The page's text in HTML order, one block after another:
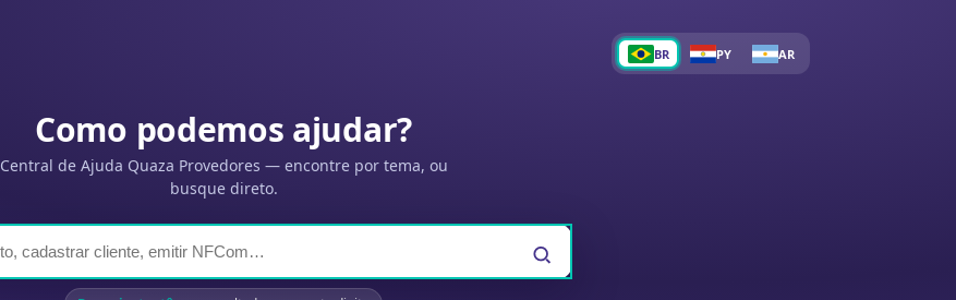
BR PY AR
Como podemos ajudar?
Central de Ajuda Quaza Provedores — encontre por tema, ou
busque direto.